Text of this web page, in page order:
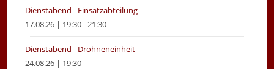
Dienstabend - Einsatzabteilung
17.08.26 | 19:30 - 21:30
Dienstabend - Drohneneinheit
24.08.26 | 19:30